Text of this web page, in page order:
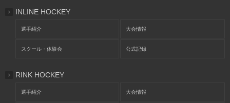
INLINE HOCKEY
選手紹介 大会情報
スクール・体験会 公式記録
RINK HOCKEY
選手紹介 大会情報